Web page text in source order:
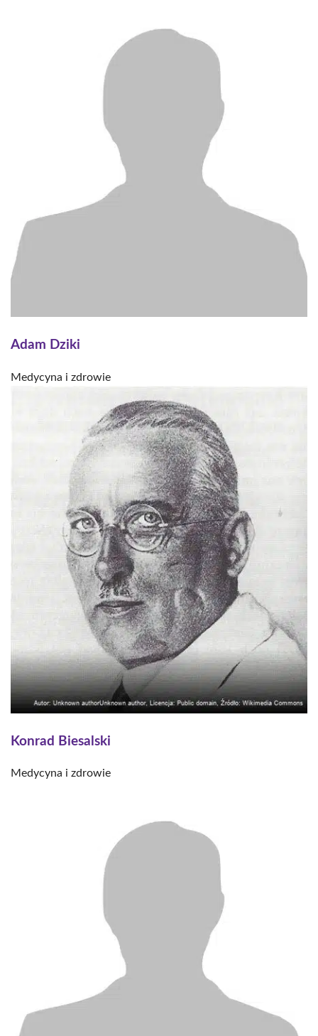
Adam Dziki
Medycyna i zdrowie
Konrad Biesalski
Medycyna i zdrowie